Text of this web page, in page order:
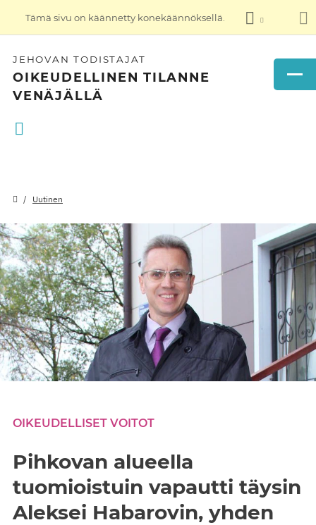
Tämä sivu on käännetty konekäännöksellä.
JEHOVAN TODISTAJAT
OIKEUDELLINEN TILANNE
VENÄJÄLLÄ
Uutinen
OIKEUDELLISET VOITOT
Pihkovan alueella
tuomioistuin vapautti täysin
Aleksei Habarovin, yhden